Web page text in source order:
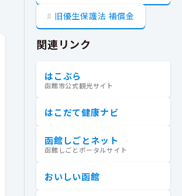
旧優生保護法 補償金
関連リンク
はこぶら
函館市公式観光サイト
はこだて健康ナビ
函館しごとネット
函館しごとポータルサイト
おいしい函館